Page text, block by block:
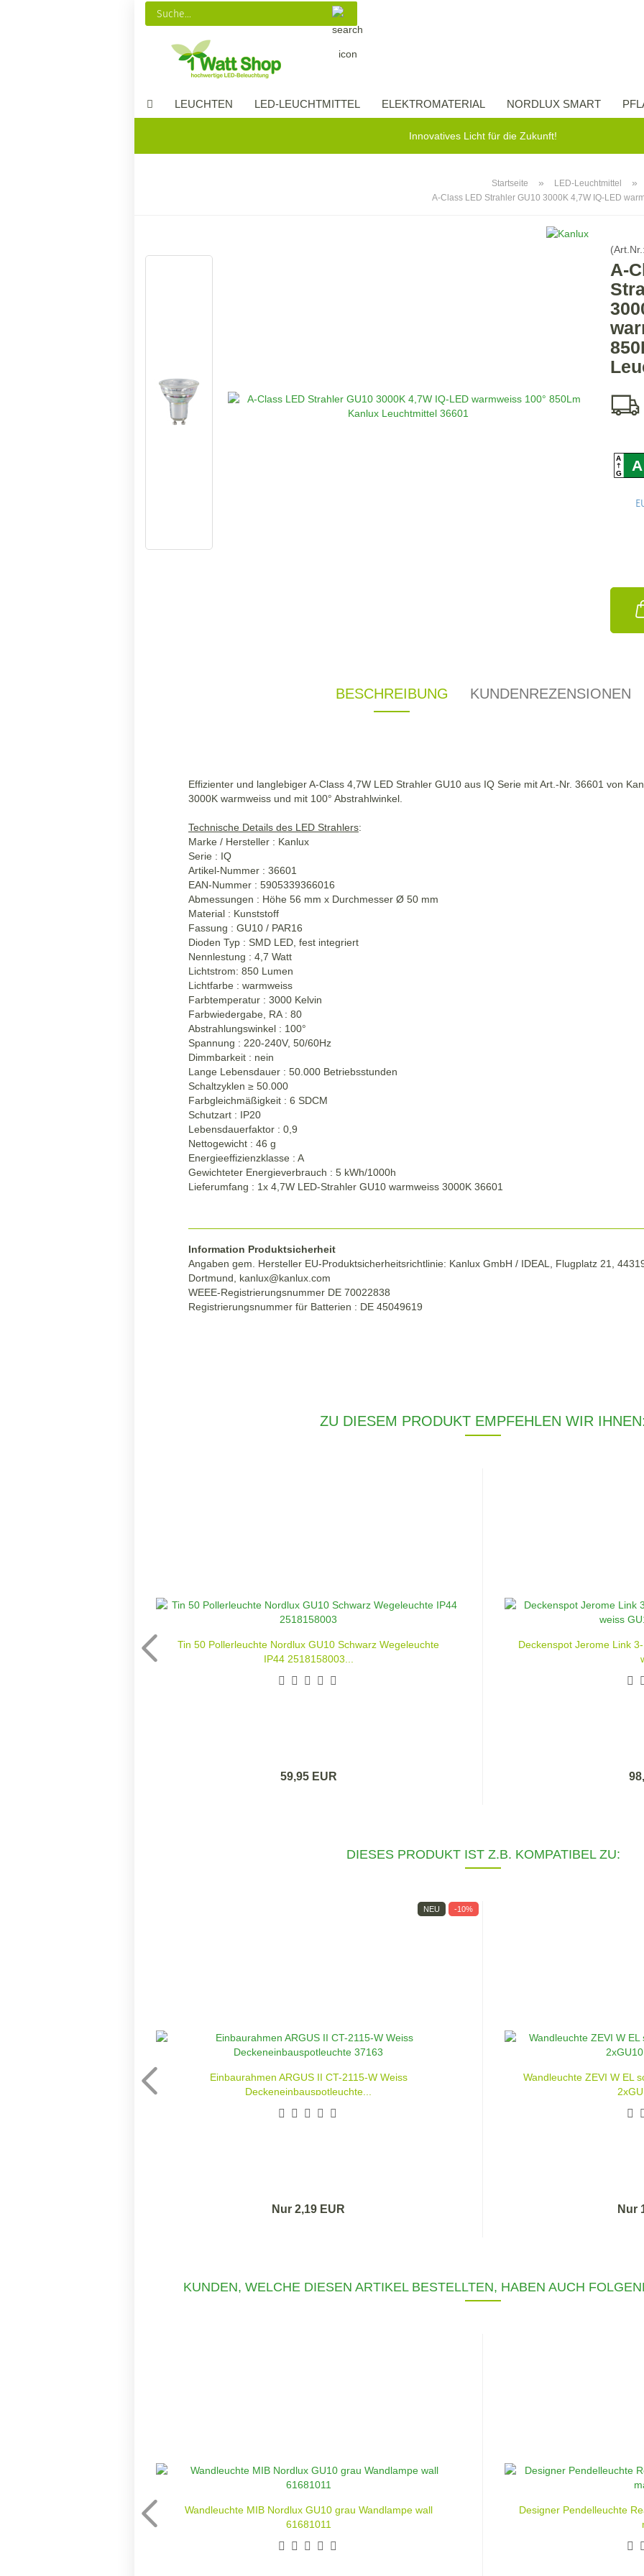
Innovatives Licht für die Zukunft!
LEUCHTEN LED-LEUCHTMITTEL ELEKTROMATERIAL NORDLUX SMART
Startseite » LED-Leuchtmittel »
A-Class LED Strahler GU10 3000K 4,7W IQ-LED
A-
A
GA
BESCHREIBUNG KUNDENREZENSIONEN
Effizienter und langlebiger A-Class 4,7W LED Strahler GU10 aus IQ Serie mit Art.-Nr. 36601 von
3000K warmweiss und mit 100° Abstrahlwinkel.
Technische Details des LED Strahlers:
Marke / Hersteller : Kanlux
Serie : IQ
Artikel-Nummer : 36601
EAN-Nummer : 5905339366016
Abmessungen : Höhe 56 mm x Durchmesser Ø 50 mm
Material : Kunststoff
Fassung : GU10 / PAR16
Dioden Typ : SMD LED, fest integriert
Nennlestung : 4,7 Watt
Lichtstrom: 850 Lumen
Lichtfarbe : warmweiss
Farbtemperatur : 3000 Kelvin
Farbwiedergabe, RA : 80
Abstrahlungswinkel : 100°
Spannung : 220-240V, 50/60Hz
Dimmbarkeit : nein
Lange Lebensdauer : 50.000 Betriebsstunden
Schaltzyklen ≥ 50.000
Farbgleichmäßigkeit : 6 SDCM
Schutzart : IP20
Lebensdauerfaktor : 0,9
Nettogewicht : 46 g
Energieeffizienzklasse : A
Gewichteter Energieverbrauch : 5 kWh/1000h
Lieferumfang : 1x 4,7W LED-Strahler GU10 warmweiss 3000K 36601
Information Produktsicherheit
Angaben gem. Hersteller EU-Produktsicherheitsrichtlinie: Kanlux GmbH / IDEAL, Flugplatz 21,
Dortmund, kanlux@kanlux.com
WEEE-Registrierungsnummer DE 70022838
Registrierungsnummer für Batterien : DE 45049619
ZU DIESEM PRODUKT EMPFEHLEN WIR
Tin 50 Pollerleuchte Nordlux GU10 Schwarz Wegeleuchte
IP44 2518158003...
59,95 EUR
Deckenspot Jerome Link
DIESES PRODUKT IST Z.B. KOMPATIBEL ZU:
NEU -10%
Einbaurahmen ARGUS II CT-2115-W Weiss
Deckeneinbauspotleuchte...
Nur 2,19 EUR
Wandleuchte ZEVI W EL
Nur
KUNDEN, WELCHE DIESEN ARTIKEL BESTELLTEN, HABEN AUCH
Wandleuchte MIB Nordlux GU10 grau Wandlampe wall
61681011
Designer Pendelleuchte